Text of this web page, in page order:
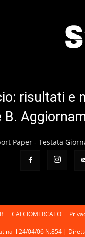
risultati e
B.
Paper - Testata
CALCIOMERCATO
il 24/04/06 N.854 |